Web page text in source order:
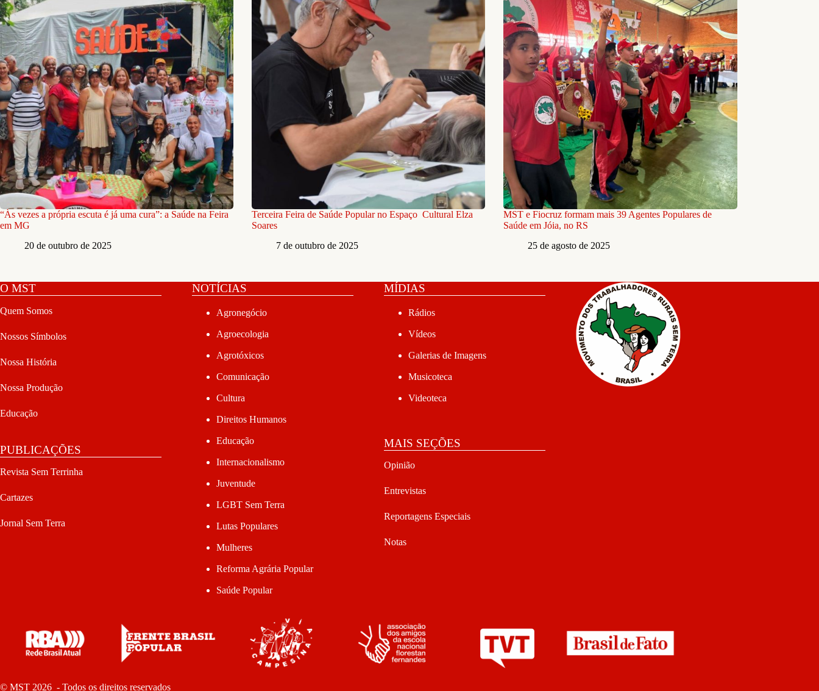
“Às vezes a própria escuta é já uma cura”: a Saúde na Feira
em MG
20 de outubro de 2025
Terceira Feira de Saúde Popular no Espaço Cultural Elza
Soares
7 de outubro de 2025
MST e Fiocruz formam mais 39 Agentes Populares de
Saúde em Jóia, no RS
25 de agosto de 2025
O MST
Quem Somos
Nossos Símbolos
Nossa História
Nossa Produção
Educação
PUBLICAÇÕES
Revista Sem Terrinha
Cartazes
Jornal Sem Terra
NOTÍCIAS
Agronegócio
Agroecologia
Agrotóxicos
Comunicação
Cultura
Direitos Humanos
Educação
Internacionalismo
Juventude
LGBT Sem Terra
Lutas Populares
Mulheres
Reforma Agrária Popular
Saúde Popular
MÍDIAS
Rádios
Vídeos
Galerias de Imagens
Musicoteca
Videoteca
MAIS SEÇÕES
Opinião
Entrevistas
Reportagens Especiais
Notas
© MST 2026 - Todos os direitos reservados